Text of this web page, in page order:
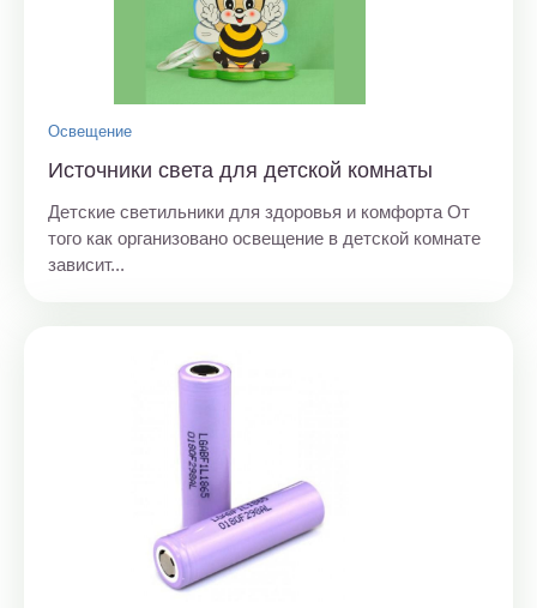
Освещение
Источники света для детской комнаты
Детские светильники для здоровья и комфорта От
того как организовано освещение в детской комнате
зависит...